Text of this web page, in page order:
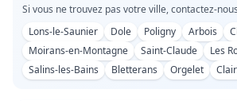
Si vous ne trouvez pas votre ville, contactez-
Lons-le-Saunier
Dole Poligny Arbois
Moirans-en-Montagne
Saint-Claude
Les
Salins-les-Bains
Bletterans Orgelet